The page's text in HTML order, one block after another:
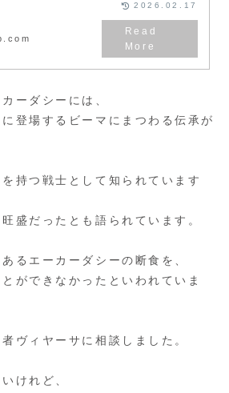
2026.02.17
ーダシーには、
に登場するビーマにまつわる伝承が
持つ戦士として知られています
盛だったとも語られています。
るエーカーダシーの断食を、
ができなかったといわれていま
ヴィヤーサに相談しました。
けれど、